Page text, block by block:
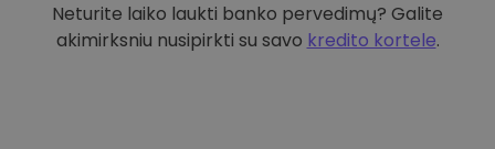
Neturite laiko laukti banko pervedimų? Galite
akimirksniu nusipirkti su savo kredito kortele.